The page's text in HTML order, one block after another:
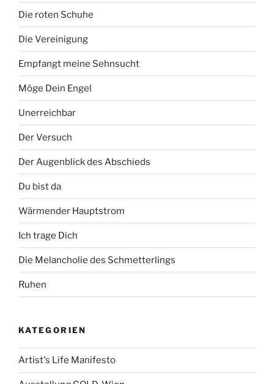
Die roten Schuhe
Die Vereinigung
Empfangt meine Sehnsucht
Möge Dein Engel
Unerreichbar
Der Versuch
Der Augenblick des Abschieds
Du bist da
Wärmender Hauptstrom
Ich trage Dich
Die Melancholie des Schmetterlings
Ruhen
KATEGORIEN
Artist's Life Manifesto